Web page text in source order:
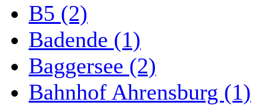
B5 (2)
Badende (1)
Baggersee (2)
Bahnhof Ahrensburg (1)